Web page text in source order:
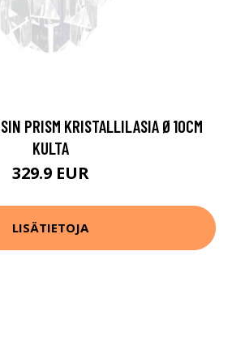
PRISM KRISTALLILASIA Ø10CM
KULTA
329.9 EUR
LISÄTIETOJA